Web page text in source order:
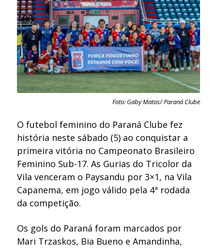
Foto: Gaby Matos/ Paraná Clube
O futebol feminino do Paraná Clube fez
história neste sábado (5) ao conquistar a
primeira vitória no Campeonato Brasileiro
Feminino Sub-17. As Gurias do Tricolor da
Vila venceram o Paysandu por 3×1, na Vila
Capanema, em jogo válido pela 4ª rodada
da competição.
Os gols do Paraná foram marcados por
Mari Trzaskos, Bia Bueno e Amandinha,